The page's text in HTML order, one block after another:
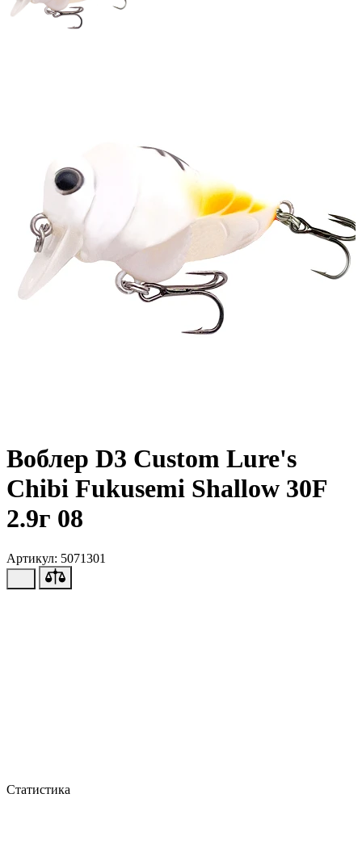
Воблер D3 Custom Lure's
Chibi Fukusemi Shallow 30F
2.9г 08
Артикул: 5071301
Статистика